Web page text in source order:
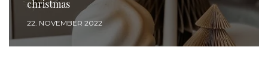
christmas
22. NOVEMBER 2022